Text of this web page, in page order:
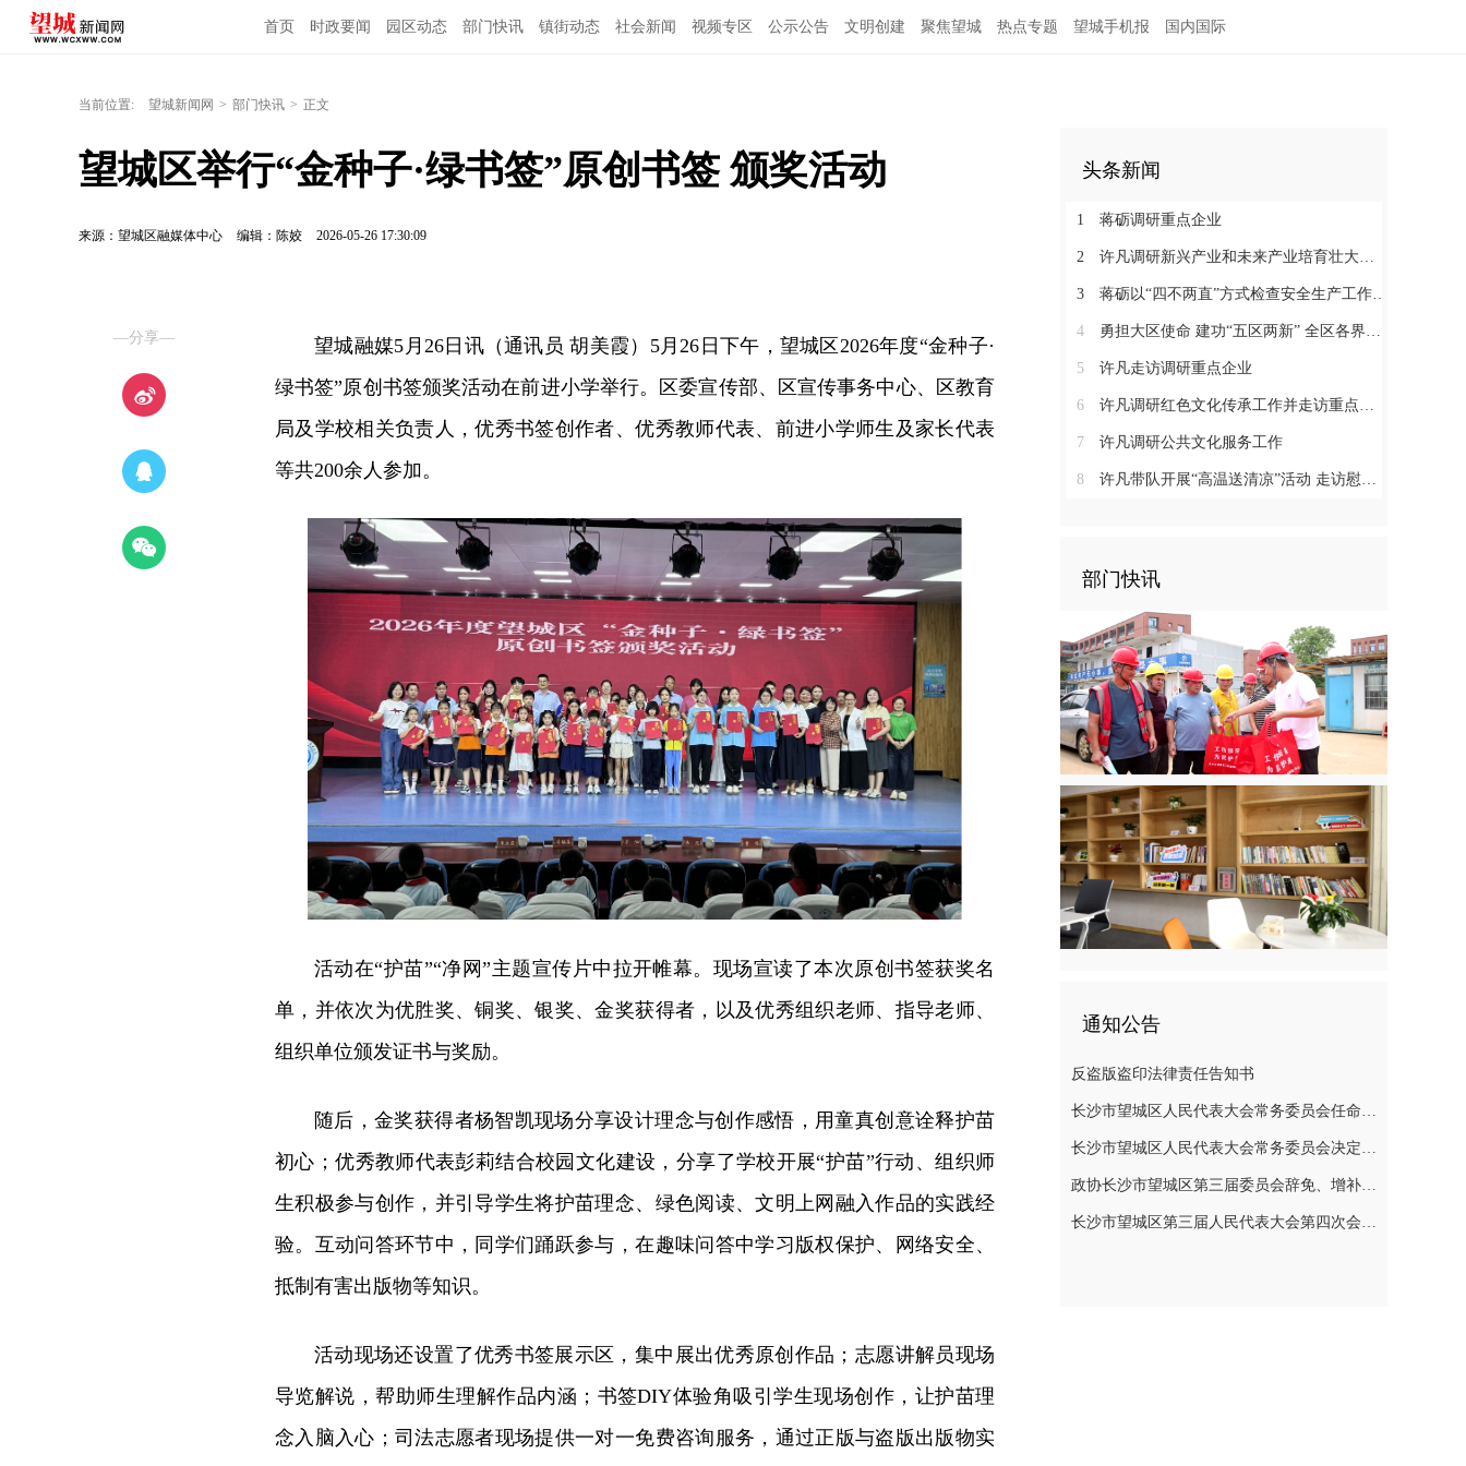
首页 时政要闻 园区动态 部门快讯 镇街动态 社会新闻 视频专区 公示公告 文明创建 聚焦望城 热点专题 望城手机报 国内国际
当前位置: 望城新闻网 > 部门快讯 > 正文
望城区举行“金种子·绿书签”原创书签 颁奖活动
来源：望城区融媒体中心 编辑：陈姣 2026-05-26 17:30:09
—分享—
望城融媒5月26日讯（通讯员 胡美霞）5月26日下午，望城区2026年度“金种子·
绿书签”原创书签颁奖活动在前进小学举行。区委宣传部、区宣传事务中心、区教育
局及学校相关负责人，优秀书签创作者、优秀教师代表、前进小学师生及家长代表
等共200余人参加。
活动在“护苗”“净网”主题宣传片中拉开帷幕。现场宣读了本次原创书签获奖名
单，并依次为优胜奖、铜奖、银奖、金奖获得者，以及优秀组织老师、指导老师、
组织单位颁发证书与奖励。
随后，金奖获得者杨智凯现场分享设计理念与创作感悟，用童真创意诠释护苗
初心；优秀教师代表彭莉结合校园文化建设，分享了学校开展“护苗”行动、组织师
生积极参与创作，并引导学生将护苗理念、绿色阅读、文明上网融入作品的实践经
验。互动问答环节中，同学们踊跃参与，在趣味问答中学习版权保护、网络安全、
抵制有害出版物等知识。
活动现场还设置了优秀书签展示区，集中展出优秀原创作品；志愿讲解员现场
导览解说，帮助师生理解作品内涵；书签DIY体验角吸引学生现场创作，让护苗理
念入脑入心；司法志愿者现场提供一对一免费咨询服务，通过正版与盗版出版物实
头条新闻
1 蒋砺调研重点企业
2 许凡调研新兴产业和未来产业培育壮大工作
3 蒋砺以“四不两直”方式检查安全生产工作并慰问一线劳动者
4 勇担大区使命 建功“五区两新” 全区各界学习贯彻区党代会精神（三）
5 许凡走访调研重点企业
6 许凡调研红色文化传承工作并走访重点企业
7 许凡调研公共文化服务工作
8 许凡带队开展“高温送清凉”活动 走访慰问一线劳动者
部门快讯
通知公告
反盗版盗印法律责任告知书
长沙市望城区人民代表大会常务委员会任命名单
长沙市望城区人民代表大会常务委员会决定任免名单
政协长沙市望城区第三届委员会辞免、增补政协委员的公告
长沙市望城区第三届人民代表大会第四次会议公告